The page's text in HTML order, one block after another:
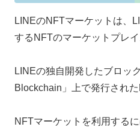
LINEのNFTマーケットは、
するNFTのマーケットプレイ
LINEの独自開発したブロッ
Blockchain」上で発行され
NFTマーケットを利用する